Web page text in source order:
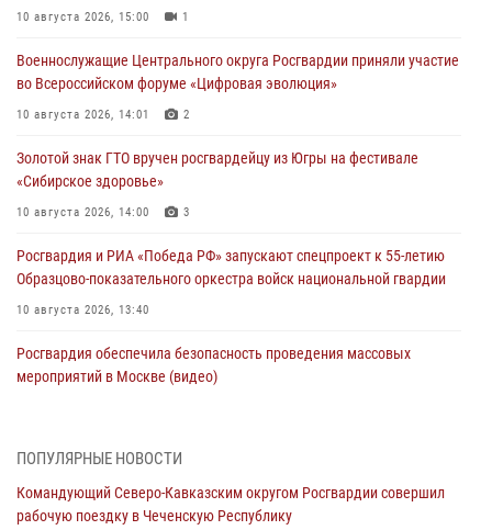
10 августа 2026, 15:00 1
Военнослужащие Центрального округа Росгвардии приняли участие
во Всероссийском форуме «Цифровая эволюция»
10 августа 2026, 14:01 2
Золотой знак ГТО вручен росгвардейцу из Югры на фестивале
«Сибирское здоровье»
10 августа 2026, 14:00 3
Росгвардия и РИА «Победа РФ» запускают спецпроект к 55-летию
Образцово-показательного оркестра войск национальной гвардии
10 августа 2026, 13:40
Росгвардия обеспечила безопасность проведения массовых
мероприятий в Москве (видео)
В Кировской области состоялось открытие мемориальной доски в
10 августа 2026, 13:00
ПОПУЛЯРНЫЕ НОВОСТИ
Командующий Северо-Кавказским округом Росгвардии совершил
рабочую поездку в Чеченскую Республику